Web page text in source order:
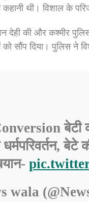
कहानी थी। विशाल के
देही की और कश्मीर
सौंप दिया। पुलिस ने
बेटी
बेटे
wala